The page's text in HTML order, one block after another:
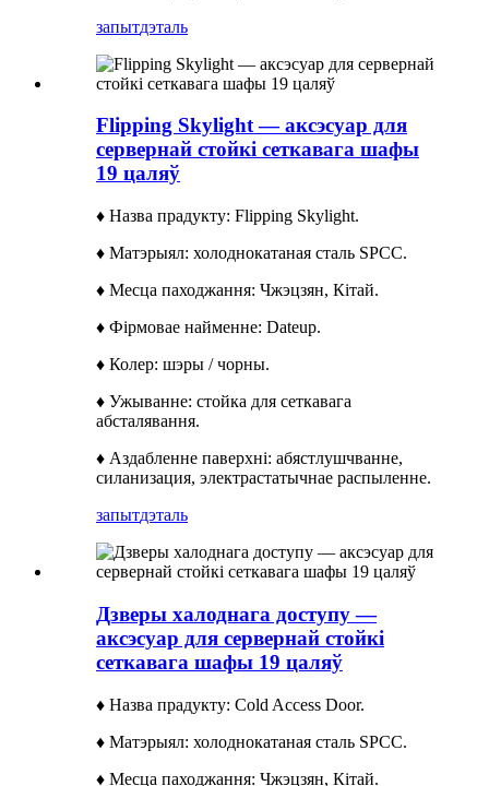
запытдэталь
Flipping Skylight — аксэсуар для
сервернай стойкі сеткавага шафы
19 цаляў
♦ Назва прадукту: Flipping Skylight.
♦ Матэрыял: холоднокатаная сталь SPCC.
♦ Месца паходжання: Чжэцзян, Кітай.
♦ Фірмовае найменне: Dateup.
♦ Колер: шэры / чорны.
♦ Ужыванне: стойка для сеткавага
абсталявання.
♦ Аздабленне паверхні: абястлушчванне,
силанизация, электрастатычнае распыленне.
запытдэталь
Дзверы халоднага доступу —
аксэсуар для сервернай стойкі
сеткавага шафы 19 цаляў
♦ Назва прадукту: Cold Access Door.
♦ Матэрыял: холоднокатаная сталь SPCC.
♦ Месца паходжання: Чжэцзян, Кітай.